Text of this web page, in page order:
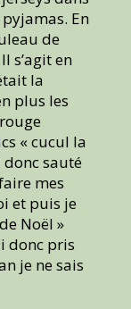
En
de
s’agit en
la
plus les
« cucul la
donc sauté
mes
et puis je
Noël »
donc pris
je ne sais